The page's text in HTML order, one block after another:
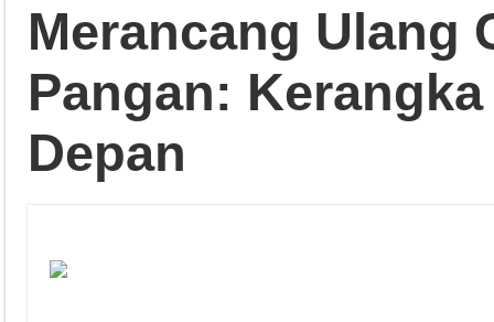
Merancang Ulang
Pangan:
Depan